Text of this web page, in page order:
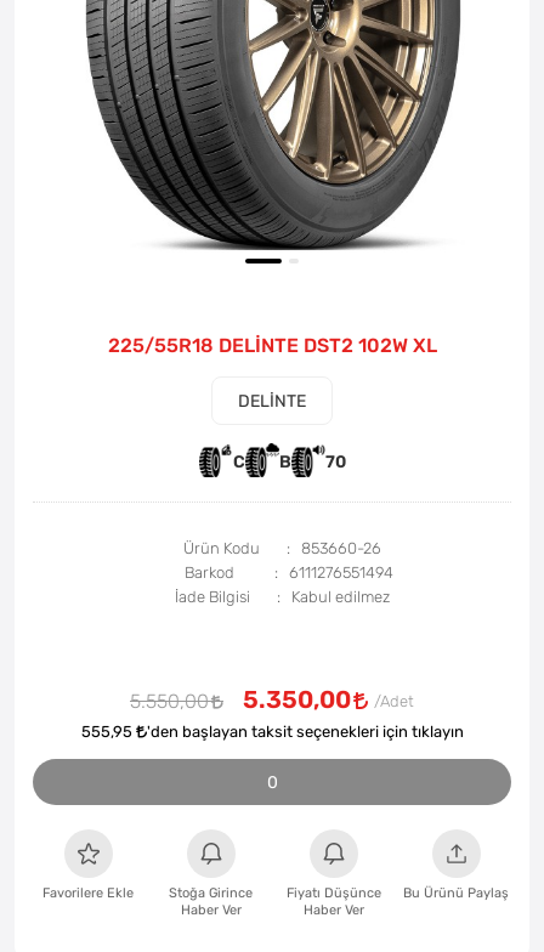
225/55R18 DELİNTE DST2 102W XL
DELİNTE
C B 70
Ürün Kodu
853660-26
Barkod
6111276551494
İade Bilgisi
5.550,00 5.350,00
555,95 'den başlayan taksit seçenekleri için tıklayın
0
Favorilere Ekle
Stoğa Girince
Haber Ver
Fiyatı Düşünce
Haber Ver
Bu Ürünü Paylaş